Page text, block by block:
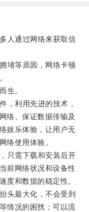
通过网络来获取信
等原因，网络卡顿
生。
利用先进的技术，
络、保证数据传输及
娱乐体验，让用户无
络使用体验。
需下载和安装后开
前网络状况和设备性
度和数据的稳定性。
最大化，不会受到
情况的困扰；可以流